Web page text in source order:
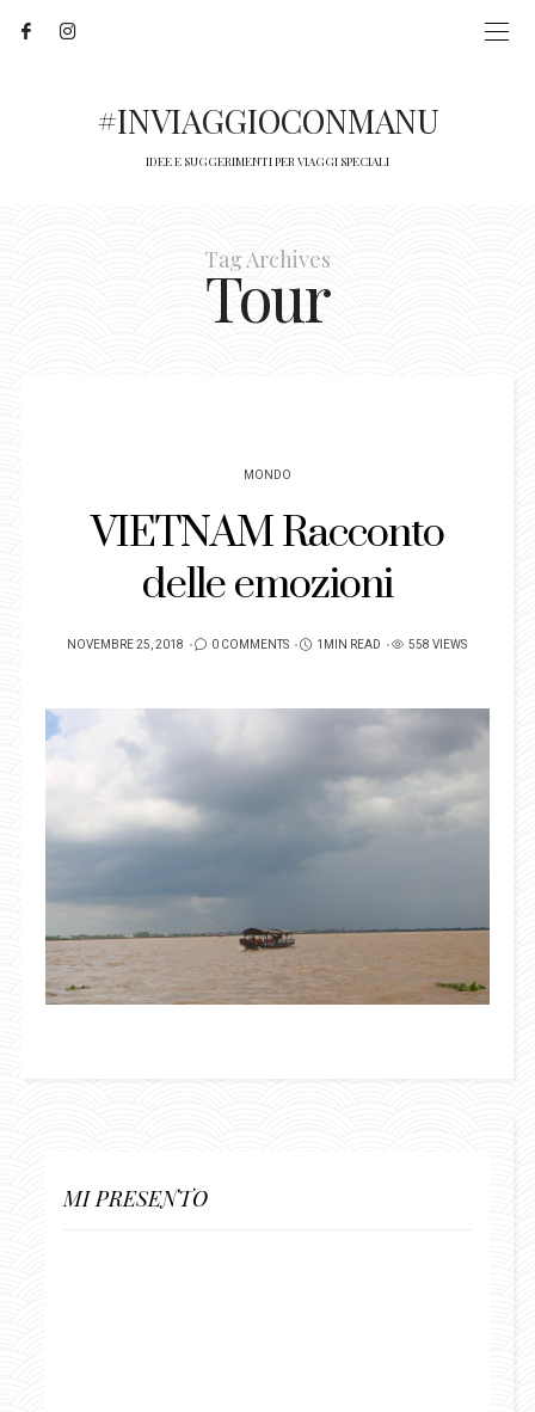
#INVIAGGIOCONMANU
IDEE E SUGGERIMENTI PER VIAGGI SPECIALI
Tag Archives
Tour
MONDO
VIETNAM Racconto
delle emozioni
POSTED
NOVEMBRE 25, 2018 0 COMMENTS 1MIN READ 558 VIEWS
MI PRESENTO